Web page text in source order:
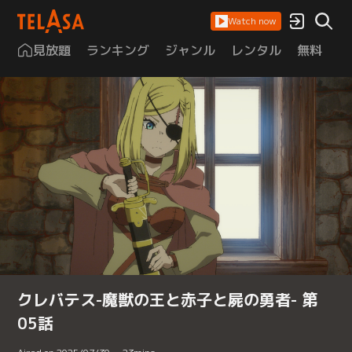
Watch now
見放題 ランキング ジャンル レンタル 無料
クレバテス-魔獣の王と赤子と屍の勇者- 第
05話